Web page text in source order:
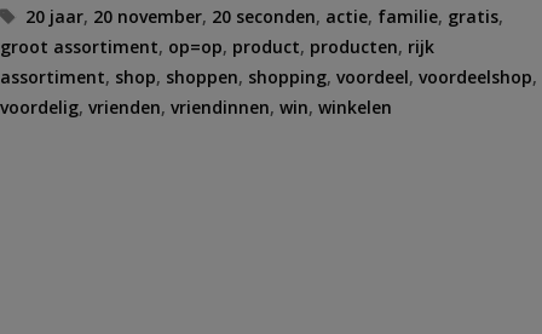
Tags
20 jaar, 20 november, 20 seconden, actie, familie, gratis,
groot assortiment, op=op, product, producten, rijk
assortiment, shop, shoppen, shopping, voordeel, voordeelshop,
voordelig, vrienden, vriendinnen, win, winkelen